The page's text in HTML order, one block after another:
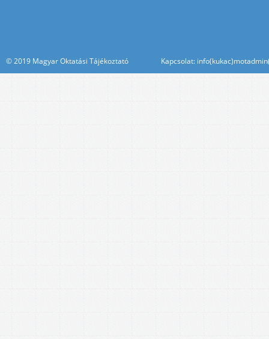
© 2019 Magyar Oktatási Tájékoztató Kapcsolat: